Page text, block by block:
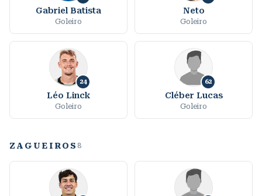
Gabriel Batista
Goleiro
Neto
Goleiro
24
Léo Linck
Goleiro
62
Cléber Lucas
Goleiro
ZAGUEIROS 8